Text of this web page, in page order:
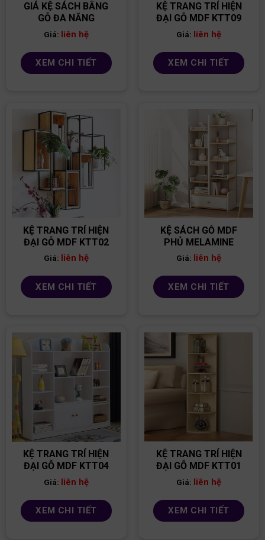
GIÁ KỆ SÁCH BẰNG
GỖ ĐA NĂNG
Giá: liên hệ
XEM CHI TIẾT
KỆ TRANG TRÍ HIỆN
ĐẠI GỖ MDF KTT09
Giá: liên hệ
XEM CHI TIẾT
KỆ TRANG TRÍ HIỆN
ĐẠI GỖ MDF KTT02
Giá: liên hệ
XEM CHI TIẾT
KỆ SÁCH GỖ MDF
PHỦ MELAMINE
Giá: liên hệ
XEM CHI TIẾT
KỆ TRANG TRÍ HIỆN
ĐẠI GỖ MDF KTT04
Giá: liên hệ
XEM CHI TIẾT
KỆ TRANG TRÍ HIỆN
ĐẠI GỖ MDF KTT01
Giá: liên hệ
XEM CHI TIẾT